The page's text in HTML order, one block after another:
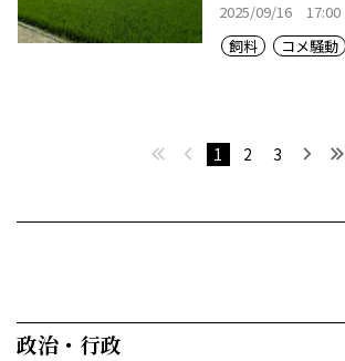
2025/09/16 17:00
飼料
コメ騒動
最初へ 前へ
1 2 3 次へ
政治・行政​